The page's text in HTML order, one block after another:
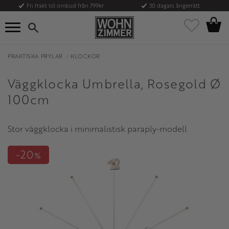
Meny
Fri frakt till ombud från 799kr 30 dagars ångerrätt
Favoriter
PRAKTISKA PRYLAR KLOCKOR
Väggklocka Umbrella, Rosegold Ø
100cm
Stor väggklocka i minimalistisk paraply-modell
20%